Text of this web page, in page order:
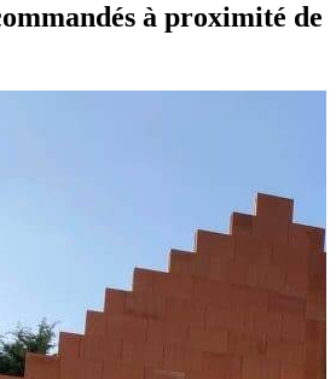
à proximité de